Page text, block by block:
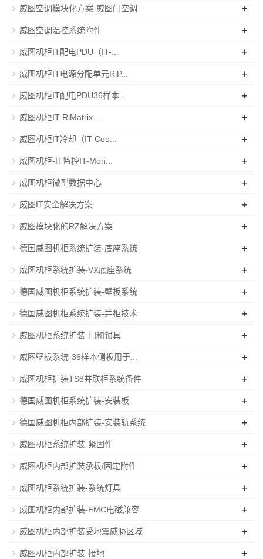
威图空调模块化方案-威图门空调 +
威图空调温控系统附件 +
威图机柜IT配电PDU（IT-... +
威图机柜IT电源分配单元RiP... +
威图机柜IT配电PDU36样本... +
威图机柜IT RiMatrix... +
威图机柜IT冷却（IT-Coo... +
威图机柜-IT监控IT-Mon... +
威图机柜微型数据中心 +
威图IT安全解决方案 +
威图模块化的RZ解决方案 +
德国威图机柜系统扩装-底座系统 +
威图机柜系统扩装-VX底座系统 +
德国威图机柜系统扩装-壁板系统 +
德国威图机柜系统扩装-并柜技术 +
威图机柜系统扩装-门和锁具 +
威图壁板系统-36样本侧板用于... +
威图机柜扩装TS8并联柜系统备件 +
德国威图机柜系统扩装-安装板 +
德国威图机柜内部扩装-安装轨系统 +
威图机柜系统扩装-紧固件 +
威图机柜内部扩装承板/固定附件 +
威图机柜系统扩装-系统灯具 +
威图机柜内部扩装-EMC电磁兼容 +
威图机柜内部扩装受地震威胁区域 +
威图机柜内部扩装-接地 +